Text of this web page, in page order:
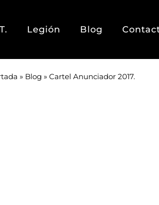
Legión Blog
» Blog »Cartel Anunciador 2017.